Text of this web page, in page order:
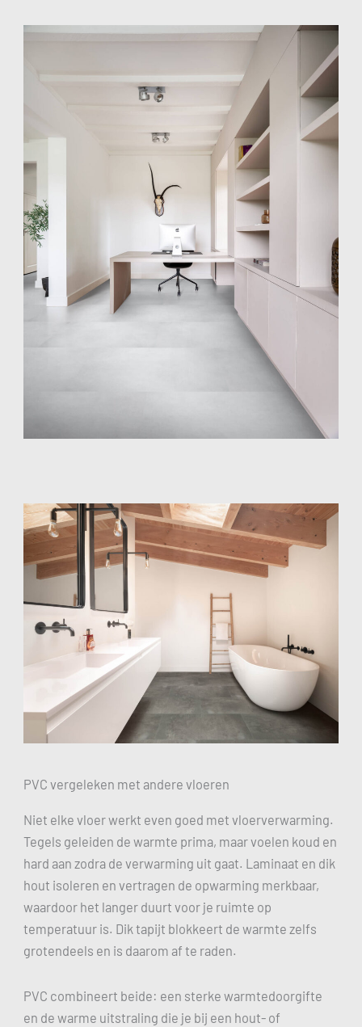
PVC vergeleken met andere vloeren
Niet elke vloer werkt even goed met vloerverwarming.
Tegels geleiden de warmte prima, maar voelen koud en
hard aan zodra de verwarming uit gaat. Laminaat en dik
hout isoleren en vertragen de opwarming merkbaar,
waardoor het langer duurt voor je ruimte op
temperatuur is. Dik tapijt blokkeert de warmte zelfs
grotendeels en is daarom af te raden.
PVC combineert beide: een sterke warmtedoorgifte
en de warme uitstraling die je bij een hout- of